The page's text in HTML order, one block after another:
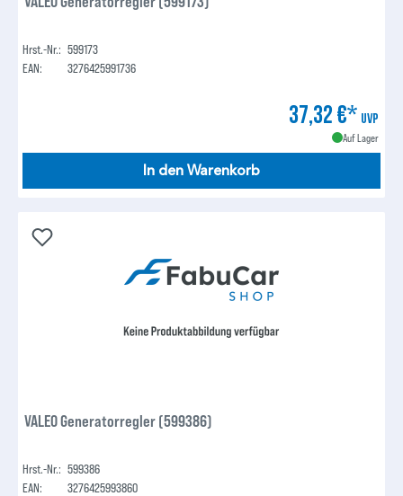
Hrst.-Nr.: 599173
EAN:
3276425991736
37,32 €* UVP
Auf Lager
In den Warenkorb
VALEO Generatorregler (599386)
Hrst.-Nr.: 599386
EAN:
3276425993860